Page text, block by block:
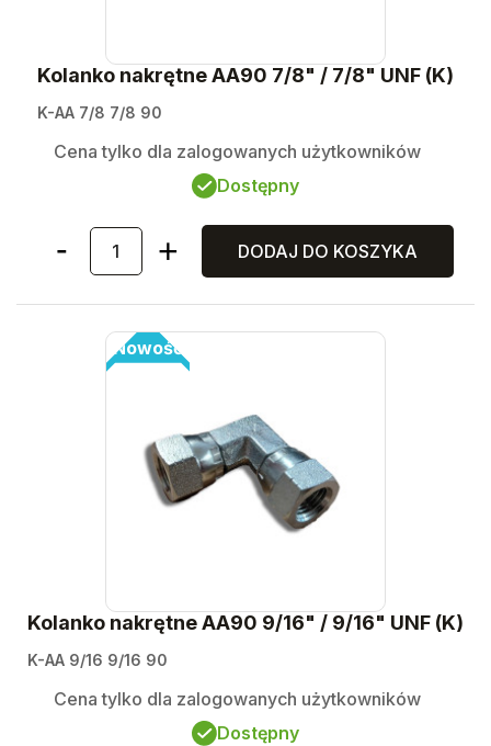
Kolanko nakrętne AA90 7/8" / 7/8" UNF (K)
K-AA 7/8 7/8 90
Cena tylko dla zalogowanych użytkowników
Dostępny
DODAJ DO KOSZYKA
Nowość
Kolanko nakrętne AA90 9/16" / 9/16" UNF (K)
K-AA 9/16 9/16 90
Cena tylko dla zalogowanych użytkowników
Dostępny